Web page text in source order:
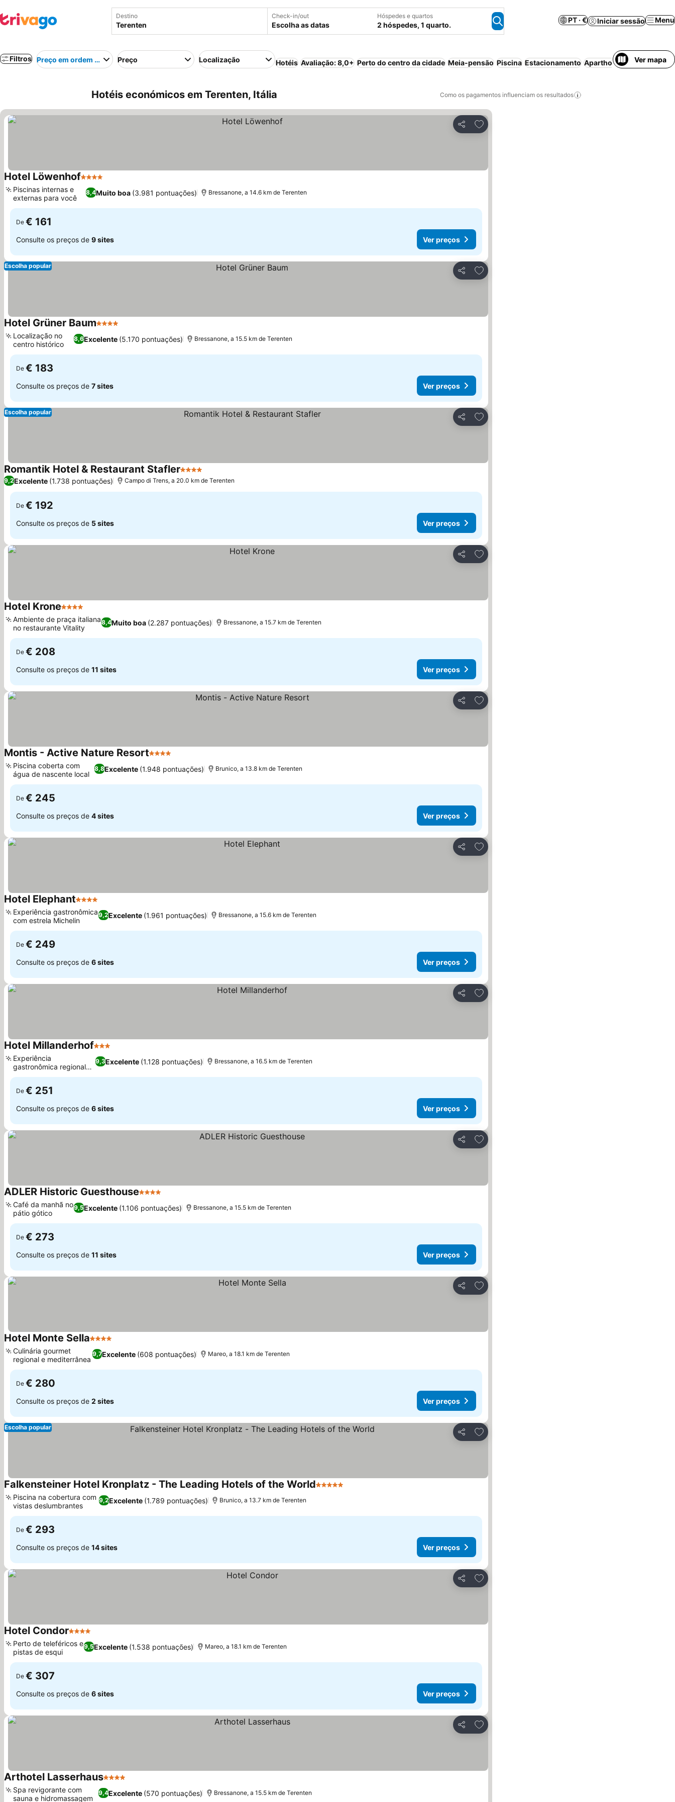
Destino Check-in/out
Escolha as datas
Hóspedes e quartos
2 hóspedes, 1 quarto.
PT · € Iniciar sessão Menu
Filtros Preço em ordem crescentePreço Localização Hotéis Avaliação: 8,0+ Perto do centro da cidade Meia-pensão Piscina Estacionamento Aparthotel Animais
Ver mapa
Hotéis económicos em Terenten, Itália Como os pagamentos influenciam os resultados
Partilhar
Adicionar aos favoritos
Hotel Löwenhof4 Estrelas
8,4Muito boa (3.981 pontuações)
Piscinas internas e
externas para você
Bressanone, a 14.6 km de Terenten
De € 161
Consulte os preços de 9 sites Ver preços
Partilhar
Adicionar aos favoritos
Escolha popular
Hotel Grüner Baum4 Estrelas
8,6Excelente (5.170 pontuações)
Localização no
centro histórico
Bressanone, a 15.5 km de Terenten
De € 183
Consulte os preços de 7 sites Ver preços
Partilhar
Adicionar aos favoritos
Escolha popular
Romantik Hotel & Restaurant Stafler4 Estrelas
9,2Excelente (1.738 pontuações) Campo di Trens, a 20.0 km de Terenten
De € 192
Consulte os preços de 5 sites Ver preços
Partilhar
Adicionar aos favoritos
Hotel Krone4 Estrelas
8,4Muito boa (2.287 pontuações)
Ambiente de praça italiana
no restaurante Vitality
Bressanone, a 15.7 km de Terenten
De € 208
Consulte os preços de 11 sites Ver preços
Partilhar
Adicionar aos favoritos
Montis - Active Nature Resort4 Estrelas
8,8Excelente (1.948 pontuações)
Piscina coberta com
água de nascente local
Brunico, a 13.8 km de Terenten
De € 245
Consulte os preços de 4 sites Ver preços
Partilhar
Adicionar aos favoritos
Hotel Elephant4 Estrelas
9,2Excelente (1.961 pontuações)
Experiência gastronômica
com estrela Michelin
Bressanone, a 15.6 km de Terenten
De € 249
Consulte os preços de 6 sites Ver preços
Partilhar
Adicionar aos favoritos
Hotel Millanderhof3 Estrelas
9,3Excelente (1.128 pontuações)
Experiência
gastronômica regional
autêntica
Bressanone, a 16.5 km de Terenten
De € 251
Consulte os preços de 6 sites Ver preços
Partilhar
Adicionar aos favoritos
ADLER Historic Guesthouse4 Estrelas
9,5Excelente (1.106 pontuações)
Café da manhã no
pátio gótico
Bressanone, a 15.5 km de Terenten
De € 273
Consulte os preços de 11 sites Ver preços
Partilhar
Adicionar aos favoritos
Hotel Monte Sella4 Estrelas
9,7Excelente (608 pontuações)
Culinária gourmet
regional e mediterrânea
Mareo, a 18.1 km de Terenten
De € 280
Consulte os preços de 2 sites Ver preços
Partilhar
Adicionar aos favoritos
Escolha popular
Falkensteiner Hotel Kronplatz - The Leading Hotels of the World5 Estrelas
9,2Excelente (1.789 pontuações)
Piscina na cobertura com
vistas deslumbrantes
Brunico, a 13.7 km de Terenten
De € 293
Consulte os preços de 14 sites Ver preços
Partilhar
Adicionar aos favoritos
Hotel Condor4 Estrelas
9,5Excelente (1.538 pontuações)
Perto de teleféricos e
pistas de esqui
Mareo, a 18.1 km de Terenten
De € 307
Consulte os preços de 6 sites Ver preços
Partilhar
Adicionar aos favoritos
Arthotel Lasserhaus4 Estrelas
9,4Excelente (570 pontuações)
Spa revigorante com
sauna e hidromassagem
Bressanone, a 15.5 km de Terenten